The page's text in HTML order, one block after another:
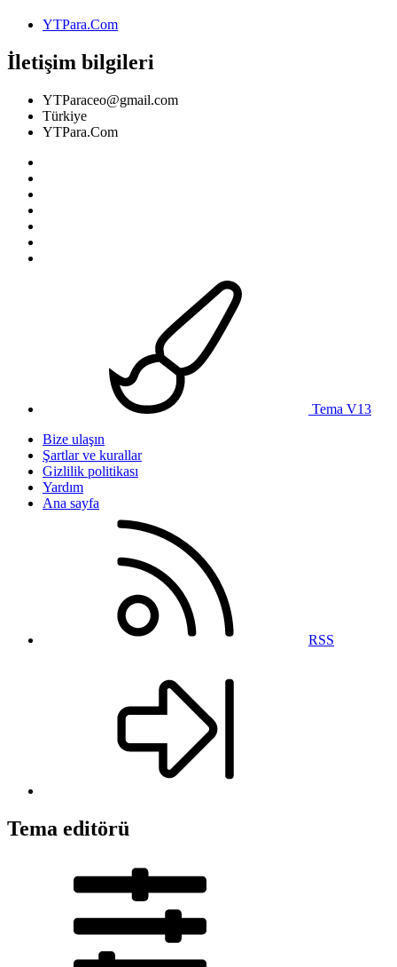
YTPara.Com
İletişim bilgileri
YTParaceo@gmail.com
Türkiye
YTPara.Com
Tema V13
Bize ulaşın
Şartlar ve kurallar
Gizlilik politikası
Yardım
Ana sayfa
RSS
Tema editörü